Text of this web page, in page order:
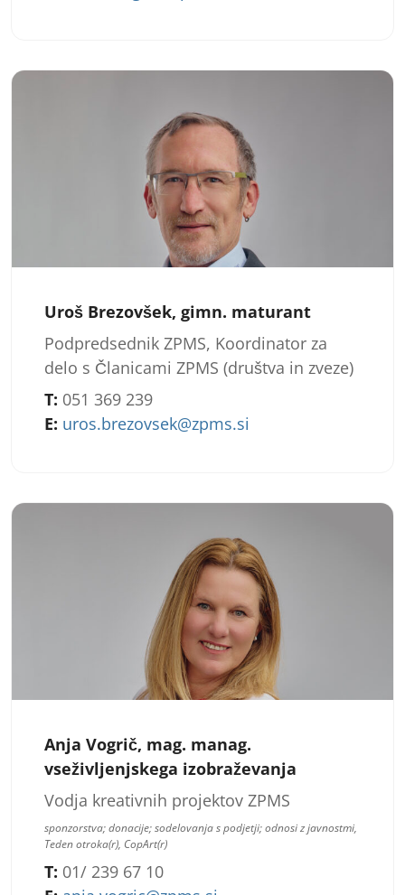
Uroš Brezovšek, gimn. maturant
Podpredsednik ZPMS, Koordinator za
delo s Članicami ZPMS (društva in zveze)
T: 051 369 239
E: uros.brezovsek@zpms.si
Anja Vogrič, mag. manag.
vseživljenjskega izobraževanja
Vodja kreativnih projektov ZPMS
sponzorstva; donacije; sodelovanja s podjetji; odnosi z javnostmi,
Teden otroka(r), CopArt(r)
T: 01/ 239 67 10